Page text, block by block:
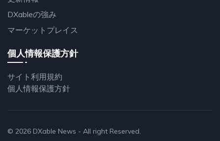
DXableの強み
マーケットプレイス
個人情報保護方針
サイト利用規約
個人情報保護方針
© 2026 DXable News - All right Reserved.